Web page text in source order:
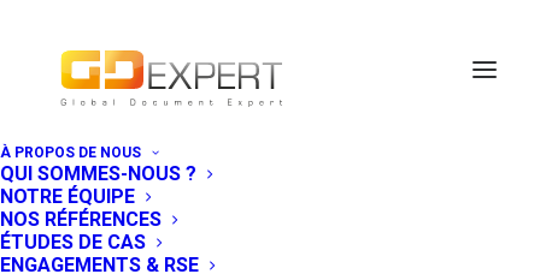
À PROPOS DE NOUS
QUI SOMMES-NOUS ?
NOTRE ÉQUIPE
NOS RÉFÉRENCES
ÉTUDES DE CAS
ENGAGEMENTS & RSE